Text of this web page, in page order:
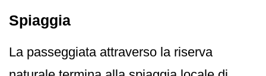
Spiaggia
La passeggiata attraverso la riserva